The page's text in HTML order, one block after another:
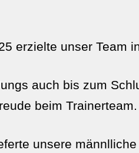
erzielte unser Team
auch bis zum
beim Trainerteam.
unsere